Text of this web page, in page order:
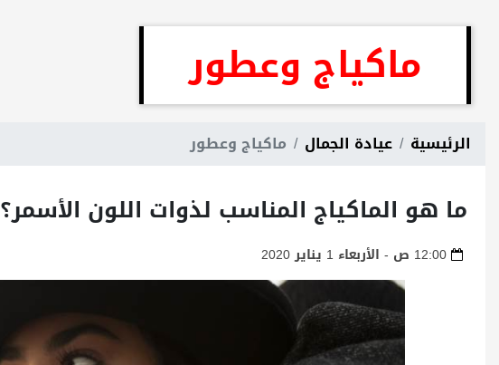
ماكياج وعطور
الرئيسية عيادة الجمال ماكياج وعطور
ما هو الماكياج المناسب لذوات اللون الأسمر؟